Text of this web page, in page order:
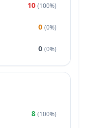
10 (100%)
0 (0%)
0 (0%)
8 (100%)